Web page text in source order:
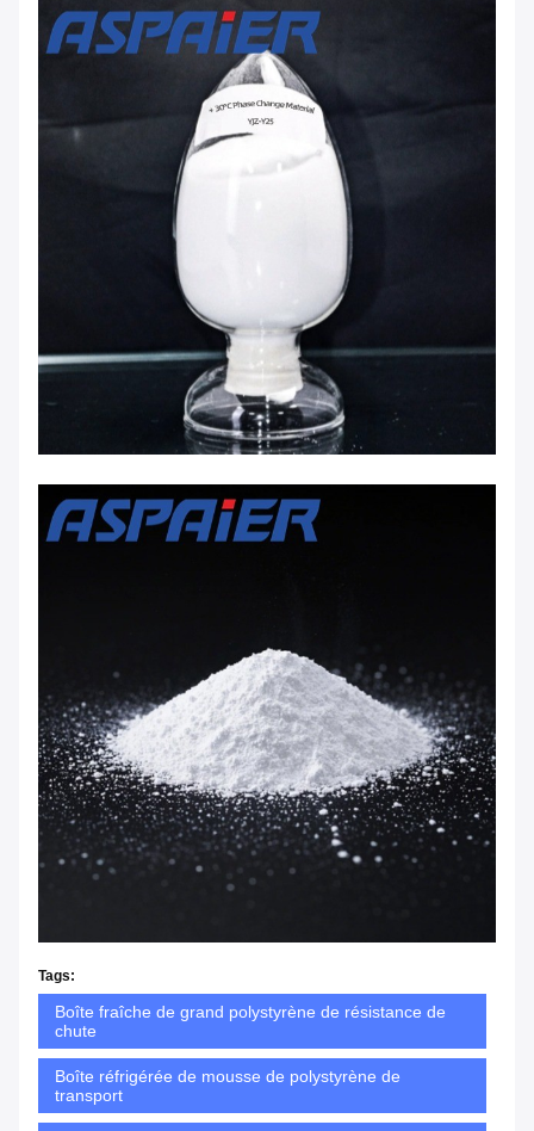
Tags:
Boîte fraîche de grand polystyrène de résistance de
chute
Boîte réfrigérée de mousse de polystyrène de
transport